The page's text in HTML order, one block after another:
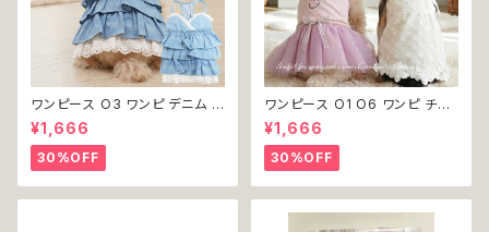
ワンピース O3 ワンピ デニム プ
リーツ レース 女の子 犬 犬服
小型 猫 服 洋服 ペット dog ド
ッグウェア おしゃれ かわいい 返
品交換不可
¥1,666
30%OFF
ワンピース O1 O6 ワンピ チュ
ール レース 花 フラワー 女の子
犬 犬服 小型 猫 服 洋服 ペット
dog ドッグウェア おしゃれ かわ
いい 返品交換不可
¥1,666
30%OFF